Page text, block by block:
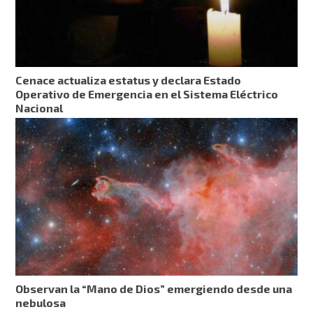
Cenace actualiza estatus y declara Estado
Operativo de Emergencia en el Sistema Eléctrico
Nacional
Observan la “Mano de Dios” emergiendo desde una
nebulosa